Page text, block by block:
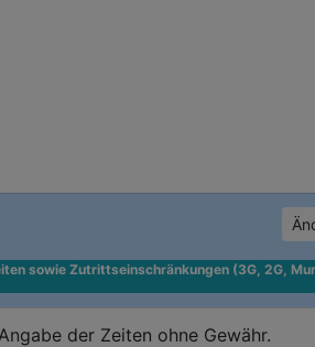
sowie Zutrittseinschränkungen (3G, 2G,
der Zeiten ohne Gewähr.